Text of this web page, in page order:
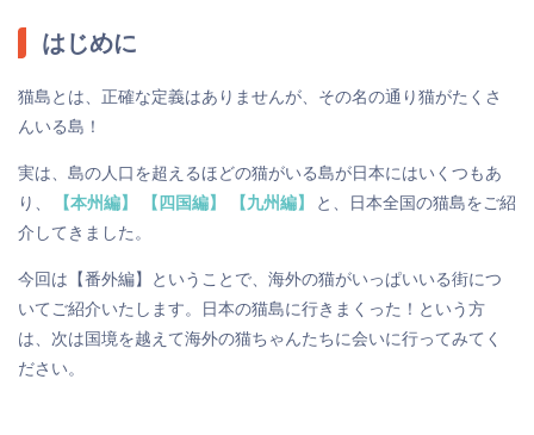
はじめに
猫島とは、正確な定義はありませんが、その名の通り猫がたくさ
んいる島！
実は、島の人口を超えるほどの猫がいる島が日本にはいくつもあ
り、
【本州編】 【四国編】 【九州編】
と、日本全国の猫島をご紹
介してきました。
今回は【番外編】ということで、海外の猫がいっぱいいる街につ
いてご紹介いたします。日本の猫島に行きまくった！という方
は、次は国境を越えて海外の猫ちゃんたちに会いに行ってみてく
ださい。